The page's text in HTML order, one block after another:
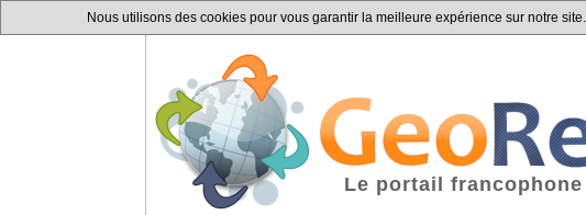
Nous utilisons des cookies pour vous garantir la meilleure expérience sur notre
Le portail